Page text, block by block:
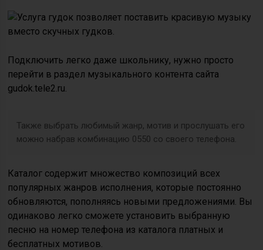
Подключить легко даже школьнику, нужно просто
перейти в раздел музыкального контента сайта
gudok.tele2.ru.
Также выбрать любимый жанр, мотив и прослушать его
можно набрав комбинацию 0550 со своего телефона.
Каталог содержит множество композиций всех
популярных жанров исполнения, которые постоянно
обновляются, пополняясь новыми предложениями. Вы
одинаково легко сможете установить выбранную
песню на номер телефона из каталога платных и
бесплатных мотивов.